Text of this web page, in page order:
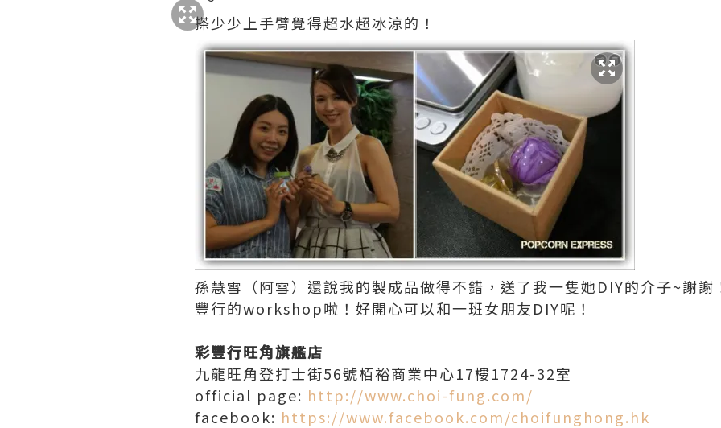
搽少少上手臂覺得超水超冰涼的！
孫慧雪（阿雪）還說我的製成品做得不錯，送了我一隻她DIY的介子~謝謝
豐行的workshop啦！好開心可以和一班女朋友DIY呢！
彩豐行旺角旗艦店
九龍旺角登打士街56號栢裕商業中心17樓1724-32室
official page: http://www.choi-fung.com/
facebook: https://www.facebook.com/choifunghong.hk